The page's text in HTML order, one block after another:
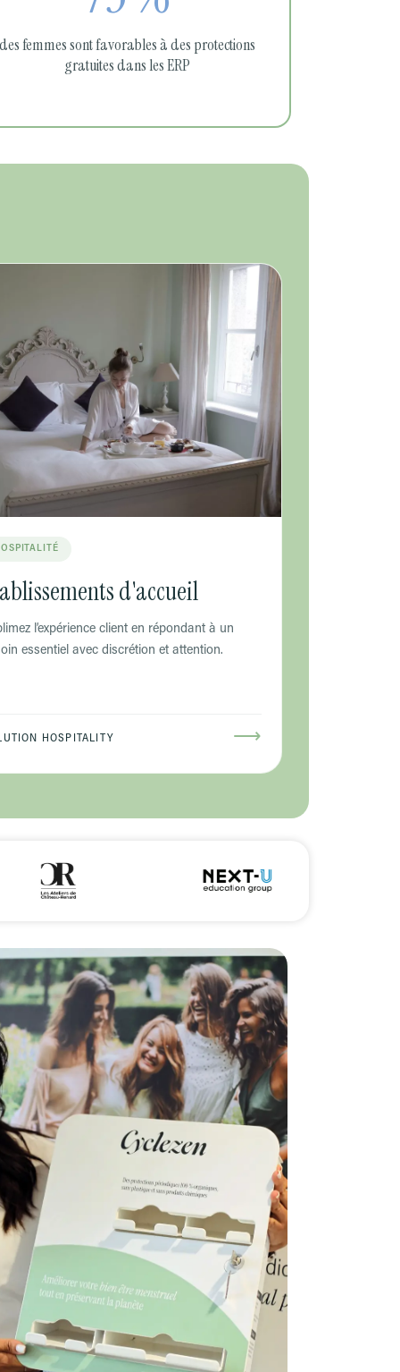
des femmes sont favorables à des protections
gratuites dans les ERP
d'accueil
l’expérience client en répondant à un
essentiel avec discrétion et attention.
HOSPITALITY ⟶